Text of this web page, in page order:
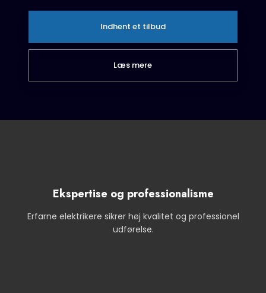
Indhent et tilbud
Læs mere​
Ekspertise og professionalisme
Erfarne elektrikere sikrer høj kvalitet og professionel
udførelse.